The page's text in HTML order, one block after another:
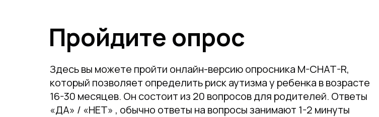
Здесь вы можете пройти онлайн-версию опросника M-CHAT-R,
который позволяет определить риск аутизма у ребенка в возрасте
16-30 месяцев. Он состоит из 20 вопросов для родителей. Ответы
«ДА» / «НЕТ» , обычно ответы на вопросы занимают 1-2 минуты
Пройдите опрос